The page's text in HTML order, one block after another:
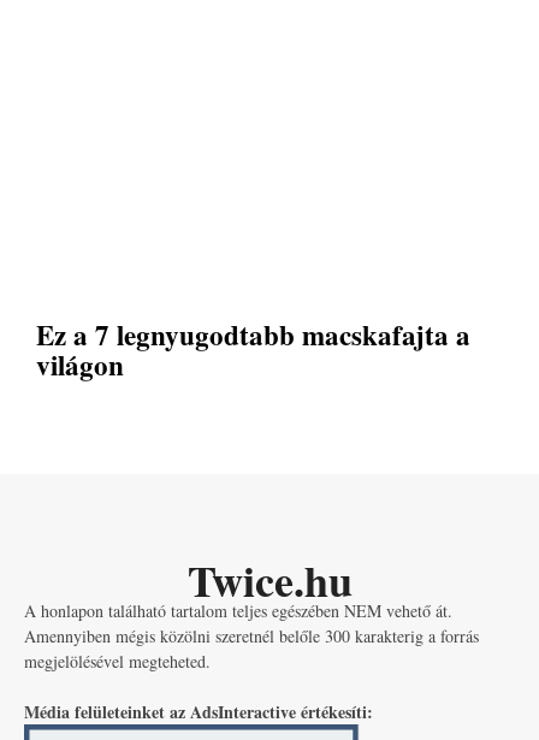
Ez a 7 legnyugodtabb macskafajta a
világon
Twice.hu
A honlapon található tartalom teljes egészében NEM vehető át.
Amennyiben mégis közölni szeretnél belőle 300 karakterig a forrás
megjelölésével megteheted.
Média felületeinket az AdsInteractive értékesíti: